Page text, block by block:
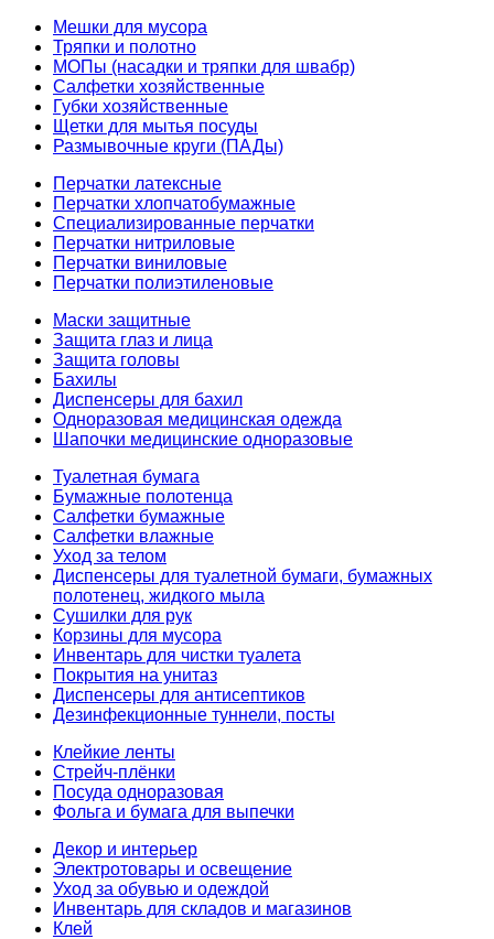
Мешки для мусора
Тряпки и полотно
МОПы (насадки и тряпки для швабр)
Салфетки хозяйственные
Губки хозяйственные
Щетки для мытья посуды
Размывочные круги (ПАДы)
Перчатки латексные
Перчатки хлопчатобумажные
Специализированные перчатки
Перчатки нитриловые
Перчатки виниловые
Перчатки полиэтиленовые
Маски защитные
Защита глаз и лица
Защита головы
Бахилы
Диспенсеры для бахил
Одноразовая медицинская одежда
Шапочки медицинские одноразовые
Туалетная бумага
Бумажные полотенца
Салфетки бумажные
Салфетки влажные
Уход за телом
Диспенсеры для туалетной бумаги, бумажных
полотенец, жидкого мыла
Сушилки для рук
Корзины для мусора
Инвентарь для чистки туалета
Покрытия на унитаз
Диспенсеры для антисептиков
Дезинфекционные туннели, посты
Клейкие ленты
Стрейч-плёнки
Посуда одноразовая
Фольга и бумага для выпечки
Декор и интерьер
Электротовары и освещение
Уход за обувью и одеждой
Инвентарь для складов и магазинов
Клей